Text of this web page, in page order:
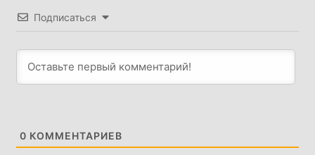
Подписаться
0 КОММЕНТАРИЕВ